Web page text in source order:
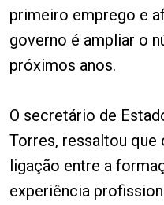
primeiro emprego e
governo é ampliar o
próximos anos.
O secretário de
Torres, ressaltou
ligação entre a
experiência